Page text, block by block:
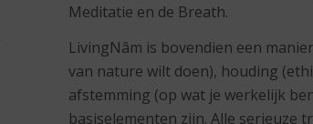
Meditatie en de Breath.
LivingNâm is bovendien een
van nature wilt doen), houding
afstemming (op wat je werkelijk
basiselementen zijn. Alle serieuze